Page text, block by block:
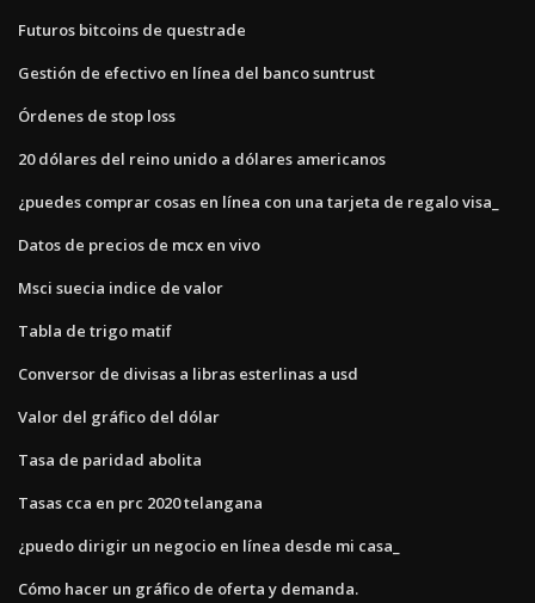
Futuros bitcoins de questrade
Gestión de efectivo en línea del banco suntrust
Órdenes de stop loss
20 dólares del reino unido a dólares americanos
¿puedes comprar cosas en línea con una tarjeta de regalo visa_
Datos de precios de mcx en vivo
Msci suecia indice de valor
Tabla de trigo matif
Conversor de divisas a libras esterlinas a usd
Valor del gráfico del dólar
Tasa de paridad abolita
Tasas cca en prc 2020 telangana
¿puedo dirigir un negocio en línea desde mi casa_
Cómo hacer un gráfico de oferta y demanda.